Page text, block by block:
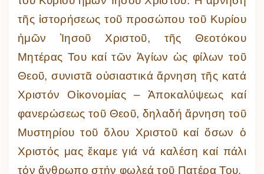
τῆς ἱστορήσεως τοῦ προσώπου τοῦ Κυρίου
ἡμῶν Ἰησοῦ Χριστοῦ, τῆς Θεοτόκου
Μητέρας Του καί τῶν Ἁγίων ὡς φίλων τοῦ
Θεοῦ, συνιστᾶ οὐσιαστικά ἄρνηση τῆς κατά
Χριστόν Οἰκονομίας – Ἀποκαλύψεως καί
φανερώσεως τοῦ Θεοῦ, δηλαδή ἄρνηση τοῦ
Μυστηρίου τοῦ ὅλου Χριστοῦ καί ὅσων ὁ
Χριστός μας ἔκαμε γιά νά καλέση καί πάλι
τόν ἄνθρωπο στήν φωλεά τοῦ Πατέρα Του.